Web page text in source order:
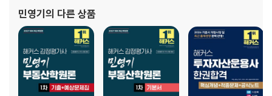
17 지대론
18 산업입지론
20 도시공간(내부)구조이론
PART 04 부동산정책론
민영기 의 다른 상품